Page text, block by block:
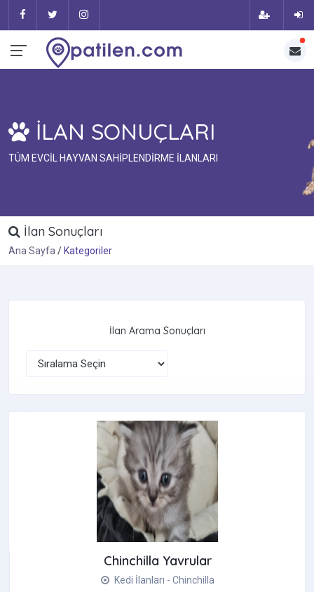
İLAN SONUÇLARI
TÜM EVCİL HAYVAN SAHİPLENDİRME İLANLARI
İlan Sonuçları
Ana Sayfa Kategoriler
İlan Arama Sonuçları
Chinchilla Yavrular
Kedi İlanları - Chinchilla